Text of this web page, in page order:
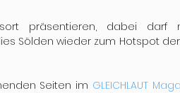
präsentieren, dabei darf
Sölden wieder zum Hotspot
Seiten im GLEICHLAUT